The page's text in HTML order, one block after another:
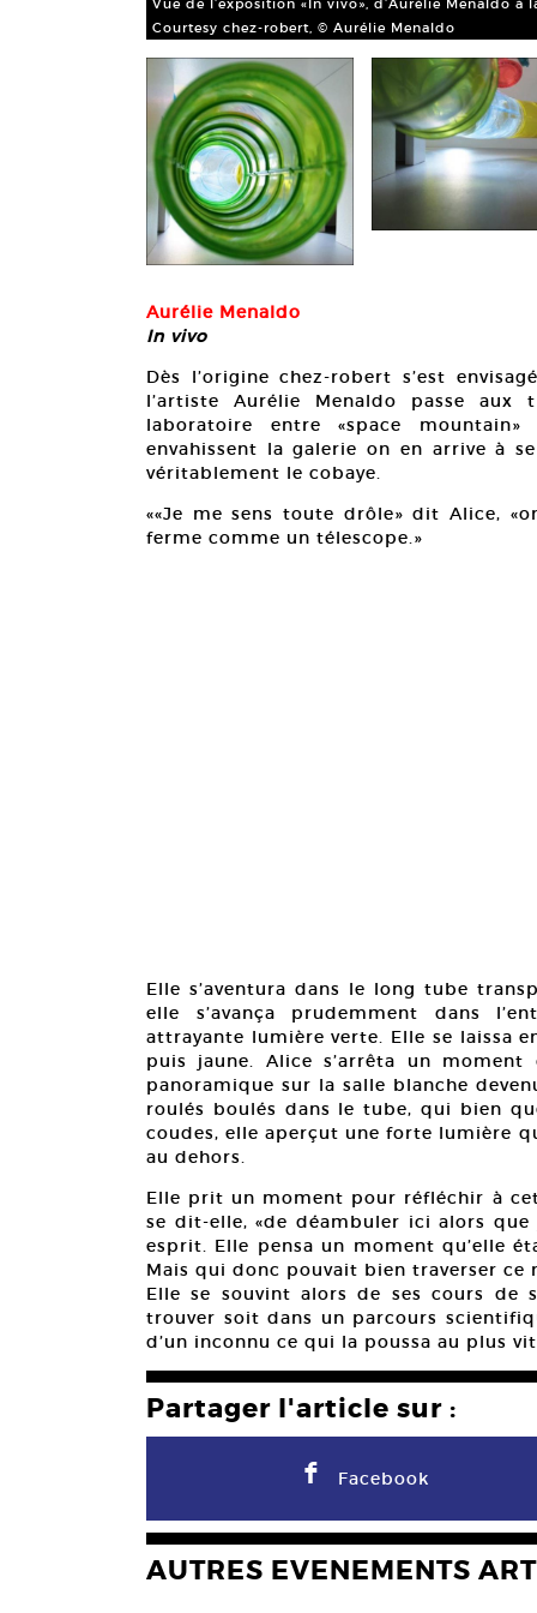
Vue de l’exposition «In vivo», d’Aurélie Menaldo à
Courtesy chez-robert, © Aurélie Menaldo
Aurélie Menaldo
In vivo
Dès l’origine chez-robert s’est
l’artiste Aurélie Menaldo passe
laboratoire entre «space
envahissent la galerie on en arrive à
véritablement le cobaye.
««Je me sens toute drôle» dit Alice,
ferme comme un télescope.»
Elle s’aventura dans le long tube
elle s’avança prudemment dans
attrayante lumière verte. Elle se laissa
puis jaune. Alice s’arrêta un
panoramique sur la salle blanche
roulés boulés dans le tube, qui bien
coudes, elle aperçut une forte lumière
au dehors.
Elle prit un moment pour réfléchir à
se dit-elle, «de déambuler ici alors
esprit. Elle pensa un moment qu’elle
Mais qui donc pouvait bien traverser ce
Elle se souvint alors de ses cours de
trouver soit dans un parcours
d’un inconnu ce qui la poussa au plus
Partager l'article sur :
F Facebook
AUTRES EVENEMENTS ART